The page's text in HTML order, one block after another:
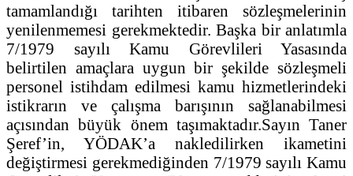
tamamlandığı tarihten itibaren sözleşmelerinin
yenilenmemesi gerekmektedir. Başka bir anlatımla
7/1979 sayılı Kamu Görevlileri Yasasında
belirtilen amaçlara uygun bir şekilde sözleşmeli
personel istihdam edilmesi kamu hizmetlerindeki
istikrarın ve çalışma barışının sağlanabilmesi
açısından büyük önem taşımaktadır.Sayın Taner
Şeref’in, YÖDAK’a nakledilirken ikametini
değiştirmesi gerekmediğinden 7/1979 sayılı Kamu